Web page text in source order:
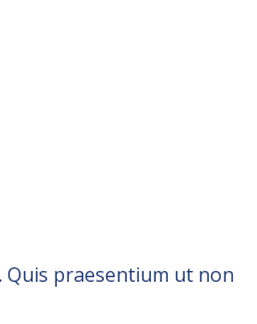
praesentium ut non